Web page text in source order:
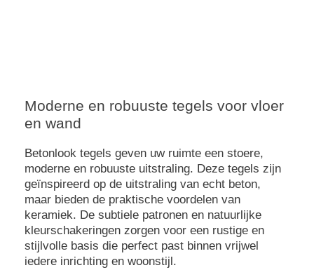
Betonlook tegels
de alleskunner
Moderne en robuuste tegels voor vloer
en wand
Betonlook tegels geven uw ruimte een stoere,
moderne en robuuste uitstraling. Deze tegels zijn
geïnspireerd op de uitstraling van echt beton,
maar bieden de praktische voordelen van
keramiek. De subtiele patronen en natuurlijke
kleurschakeringen zorgen voor een rustige en
stijlvolle basis die perfect past binnen vrijwel
iedere inrichting en woonstijl.